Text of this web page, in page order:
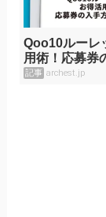
Qoo10ルーレ
用術！応募券
使い方
記事 archest.jp